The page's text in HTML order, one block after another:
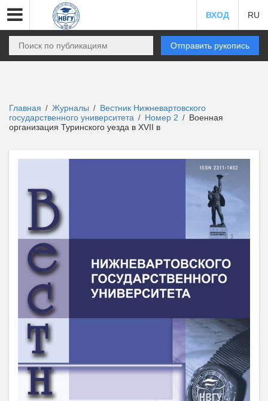
ВХОД RU
Отправить рукопись
Главная / Журналы / Вестник Нижневартовского
государственного университета / Номер 2 / Военная
организация Туринского уезда в XVII в